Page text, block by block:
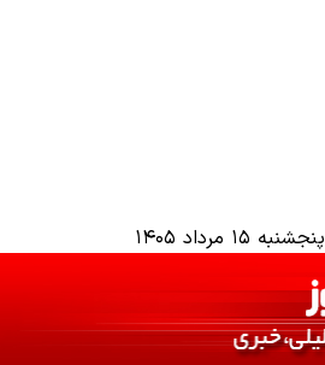
پنجشنبه ۱۵ مرداد ۱۴۰۵